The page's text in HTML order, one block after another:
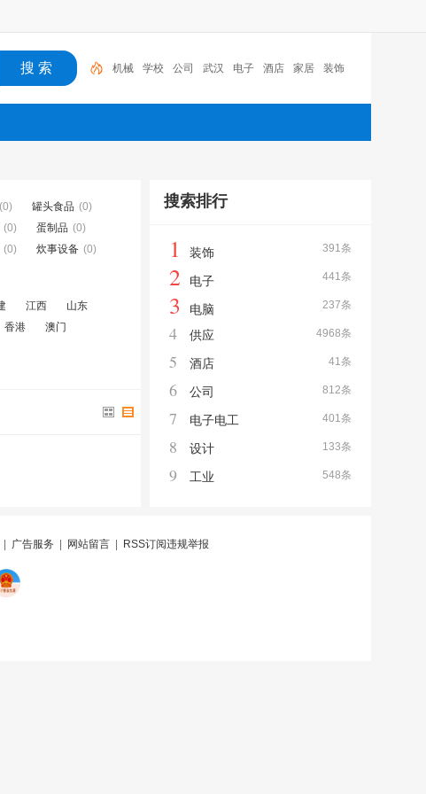
机械 学校 公司 武汉 电子 酒店 家居 装饰
建筑 设计
(0) 罐头食品 (0)
(0) 蛋制品 (0)
(0) 炊事设备 (0)
江西
山东
香港 澳门
搜索排行
391条
1 装饰
441条
2 电子
237条
3 电脑
4968条
4 供应
41条
5 酒店
812条
6 公司
401条
7 电子电工
133条
8 设计
548条
9 工业
广告服务 网站留言| RSS订阅违规举报